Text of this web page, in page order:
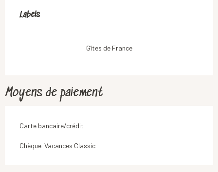
Labels
Labels
Gîtes de France
Moyens de paiement
Carte bancaire/crédit
Chèque-Vacances Classic